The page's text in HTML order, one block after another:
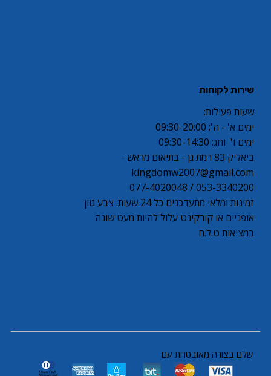
שירות לקוחות
שעות פעילות:
ימים א' - ה': 09:30-20:00
ימים ו' וחג: 09:30-14:30
ביאליק 83 רמת גן - בתיאום מראש -
kingdomw2007@gmail.com
053-3340200 / 077-4020048
זמינות ומלאי מתעדכנים כל 24 שעות. צבע גוון
אופניים או קורקינט עלול להיות מעט שונה
במציאות ט.ל.ח
שלם בצורה מאובטחת עם